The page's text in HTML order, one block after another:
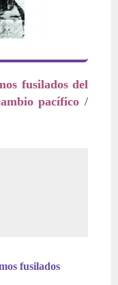
fusilados del
pacífico /
fusilados